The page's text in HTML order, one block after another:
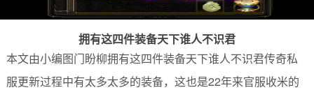
拥有这四件装备天下谁人不识君
本文由小编图门盼柳拥有这四件装备天下谁人不识君传奇私
服更新过程中有太多太多的装备，这也是22年来官服收米的